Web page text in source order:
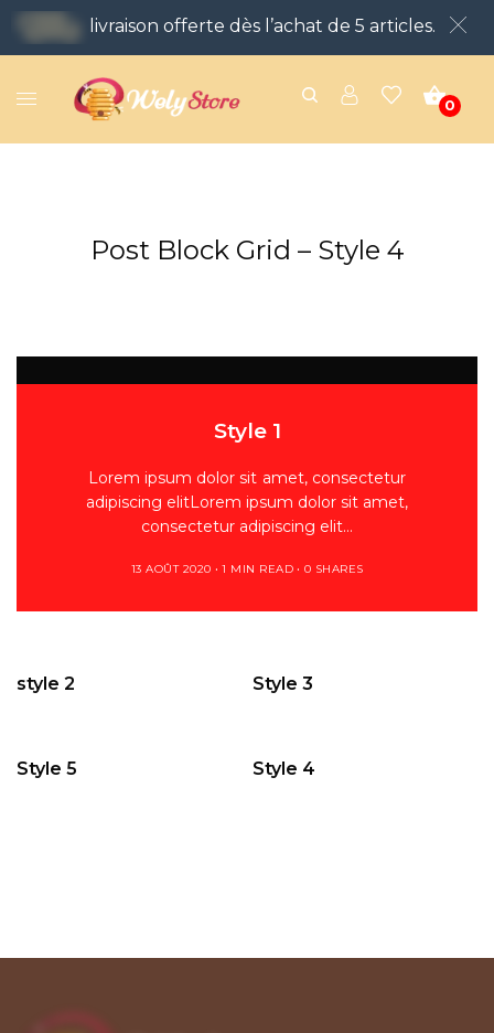
livraison offerte dès l’achat de 5 articles.
0
Post Block Grid – Style 4
Style 1
Lorem ipsum dolor sit amet, consectetur
adipiscing elitLorem ipsum dolor sit amet,
consectetur adipiscing elit…
13 AOÛT 2020 1 MIN READ 0 SHARES
style 2 Style 3
Style 5 Style 4